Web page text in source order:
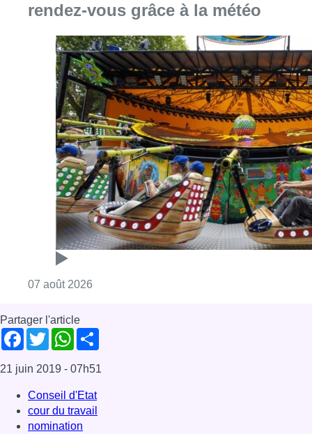
rendez-vous grâce à la météo
07 août 2026
Partager l'article
Facebook
TwitterWhatsApp
21 juin 2019 - 07h51
Conseil d'Etat
cour du travail
nomination